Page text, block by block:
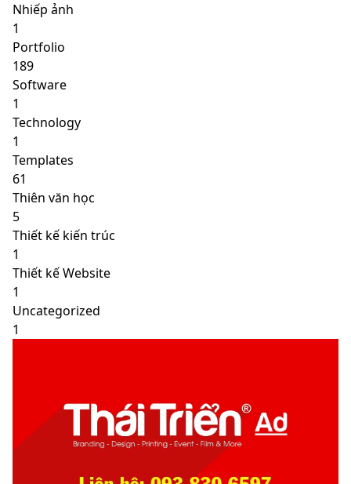
Nhiếp ảnh
1
Portfolio
189
Software
1
Technology
1
Templates
61
Thiên văn học
5
Thiết kế kiến trúc
1
Thiết kế Website
1
Uncategorized
1